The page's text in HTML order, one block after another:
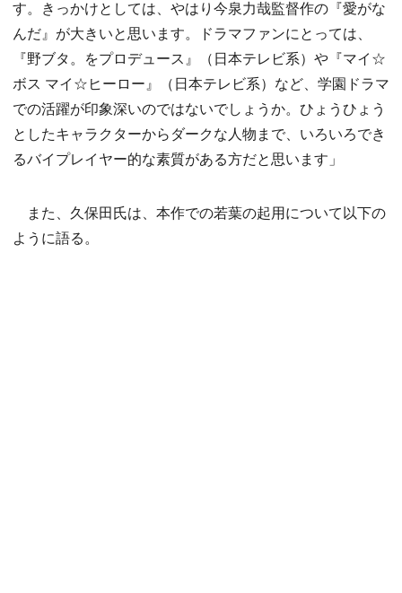
す。きっかけとしては、やはり今泉力哉監督作の『愛がな
んだ』が大きいと思います。ドラマファンにとっては、
『野ブタ。をプロデュース』（日本テレビ系）や『マイ☆
ボス マイ☆ヒーロー』（日本テレビ系）など、学園ドラマ
での活躍が印象深いのではないでしょうか。ひょうひょう
としたキャラクターからダークな人物まで、いろいろでき
るバイプレイヤー的な素質がある方だと思います」
また、久保田氏は、本作での若葉の起用について以下の
ように語る。